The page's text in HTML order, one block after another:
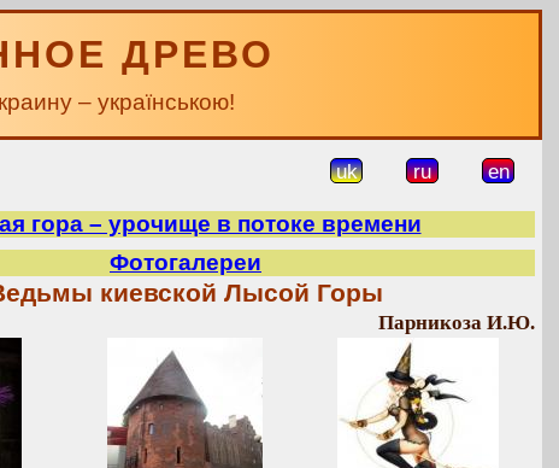
ДРЕВО
– українською!
uk ru en
гора – урочище в потоке времени
Фотогалереи
киевской Лысой Горы
Парникоза И.Ю.